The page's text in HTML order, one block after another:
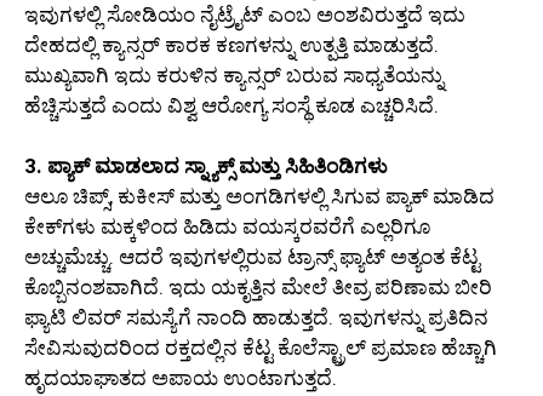
ಇವುಗಳಲ್ಲಿ ಸೋಡಿಯಂ ನೈಟ್ರೈಟ್ ಎಂಬ ಅಂಶವಿರುತ್ತದೆ ಇದು
ದೇಹದಲ್ಲಿ ಕ್ಯಾನ್ಸರ್ ಕಾರಕ ಕಣಗಳನ್ನು ಉತ್ಪತ್ತಿ ಮಾಡುತ್ತದೆ.
ಮುಖ್ಯವಾಗಿ ಇದು ಕರುಳಿನ ಕ್ಯಾನ್ಸರ್ ಬರುವ ಸಾಧ್ಯತೆಯನ್ನು
ಹೆಚ್ಚಿಸುತ್ತದೆ ಎಂದು ವಿಶ್ವ ಆರೋಗ್ಯ ಸಂಸ್ಥೆ ಕೂಡ ಎಚ್ಚರಿಸಿದೆ.
3. ಪ್ಯಾಕ್ ಮಾಡಲಾದ ಸ್ನ್ಯಾಕ್ಸ್ ಮತ್ತು ಸಿಹಿತಿಂಡಿಗಳು
ಆಲೂ ಚಿಪ್ಸ್, ಕುಕೀಸ್ ಮತ್ತು ಅಂಗಡಿಗಳಲ್ಲಿ ಸಿಗುವ ಪ್ಯಾಕ್ ಮಾಡಿದ
ಕೇಕ್‌ಗಳು ಮಕ್ಕಳಿಂದ ಹಿಡಿದು ವಯಸ್ಕರವರೆಗೆ ಎಲ್ಲರಿಗೂ
ಅಚ್ಚುಮೆಚ್ಚು. ಆದರೆ ಇವುಗಳಲ್ಲಿರುವ ಟ್ರಾನ್ಸ್ ಫ್ಯಾಟ್ ಅತ್ಯಂತ ಕೆಟ್ಟ
ಕೊಬ್ಬಿನಂಶವಾಗಿದೆ. ಇದು ಯಕೃತ್ತಿನ ಮೇಲೆ ತೀವ್ರ ಪರಿಣಾಮ ಬೀರಿ
ಫ್ಯಾಟಿ ಲಿವರ್ ಸಮಸ್ಯೆಗೆ ನಾಂದಿ ಹಾಡುತ್ತದೆ. ಇವುಗಳನ್ನು ಪ್ರತಿದಿನ
ಸೇವಿಸುವುದರಿಂದ ರಕ್ತದಲ್ಲಿನ ಕೆಟ್ಟ ಕೊಲೆಸ್ಟ್ರಾಲ್ ಪ್ರಮಾಣ ಹೆಚ್ಚಾಗಿ
ಹೃದಯಾಘಾತದ ಅಪಾಯ ಉಂಟಾಗುತ್ತದೆ.